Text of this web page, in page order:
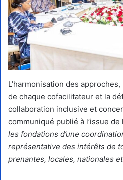
L’harmonisation des
de chaque cofacilitateur et la
collaboration inclusive et
communiqué publié à l’issue
les fondations d’une
représentative des intérêts de
prenantes, locales, nationales